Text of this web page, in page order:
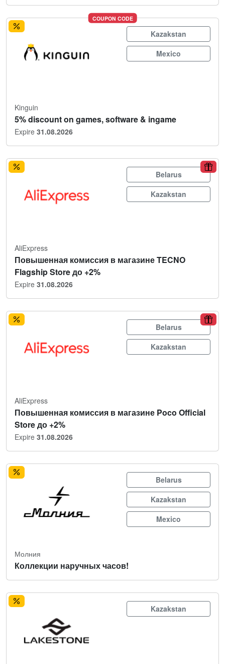
COUPON CODE
Kazakstan
Mexico
Kinguin
5% discount on games, software & ingame
Expire 31.08.2026
Belarus
Kazakstan
AliExpress
Повышенная комиссия в магазине TECNO
Flagship Store до +2%
Expire 31.08.2026
Belarus
Kazakstan
AliExpress
Повышенная комиссия в магазине Poco Official
Store до +2%
Expire 31.08.2026
Belarus
Kazakstan
Mexico
Молния
Коллекции наручных часов!
Kazakstan